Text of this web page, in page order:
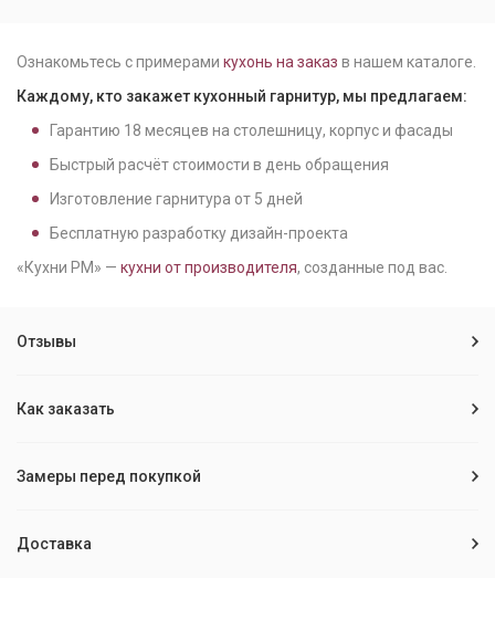
Ознакомьтесь с примерами кухонь на заказ в нашем каталоге.
Каждому, кто закажет кухонный гарнитур, мы предлагаем:
Гарантию 18 месяцев на столешницу, корпус и фасады
Быстрый расчёт стоимости в день обращения
Изготовление гарнитура от 5 дней
Бесплатную разработку дизайн-проекта
«Кухни РМ» — кухни от производителя, созданные под вас.
Отзывы
Как заказать
Замеры перед покупкой
Доставка